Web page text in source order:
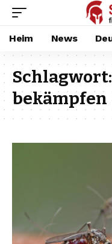
Heim News
bekämpfen